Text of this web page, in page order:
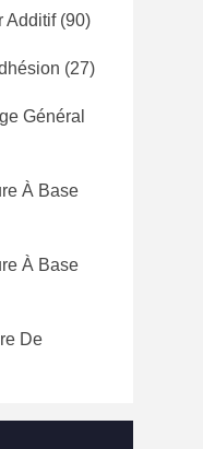
Additif(90)
(27)
Général
À Base
À Base
De